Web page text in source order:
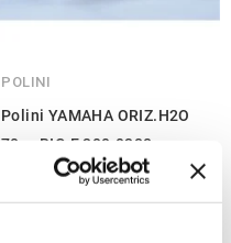
POLINI
Polini YAMAHA ORIZ.H2O
70cc BIG E 200.0288
492,06 €